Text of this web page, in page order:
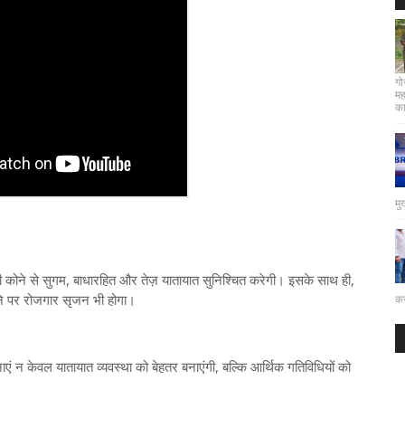
कोने से सुगम, बाधारहित और तेज़ यातायात सुनिश्चित करेगी। इसके साथ ही,
रोजगार सृजन भी होगा।
न केवल यातायात व्यवस्था को बेहतर बनाएंगी, बल्कि आर्थिक गतिविधियों को